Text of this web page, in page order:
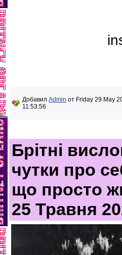
Добавил Admin от Friday 29 May
11:53:56
Брітні
чутки про
що просто
25 Травня